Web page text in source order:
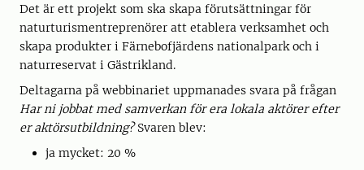
Det är ett projekt som ska skapa förutsättningar för
naturturismentreprenörer att etablera verksamhet och
skapa produkter i Färnebofjärdens nationalpark och i
naturreservat i Gästrikland.
Deltagarna på webbinariet uppmanades svara på frågan
Har ni jobbat med samverkan för era lokala aktörer efter
er aktörsutbildning?Svaren blev:
ja mycket: 20 %